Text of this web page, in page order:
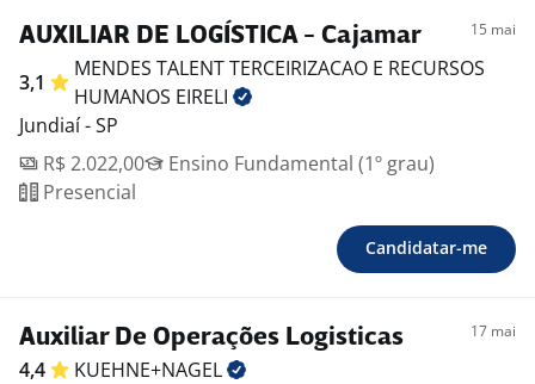
AUXILIAR DE LOGÍSTICA - Cajamar 15 mai
3,1
MENDES TALENT TERCEIRIZACAO E RECURSOS
HUMANOS EIRELI
Jundiaí - SP
R$ 2.022,00
Ensino Fundamental (1º grau)
Presencial
Candidatar-me
Auxiliar De Operações Logisticas 17 mai
4,4
KUEHNE+NAGEL